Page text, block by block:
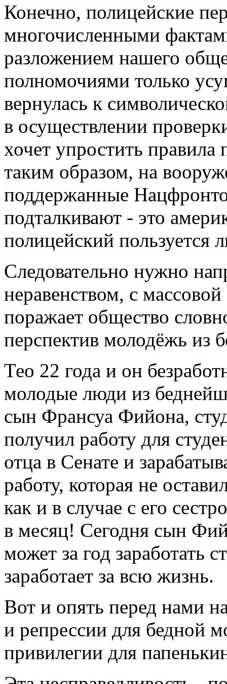
Конечно, полицейские
многочисленными
разложением нашего
полномочиями только
вернулась к
в осуществлении
хочет упростить
таким образом, на
поддержанные
подталкивают - это
полицейский пользуется
Следовательно нужно
неравенством, с
поражает общество
перспектив молодёжь из
Тео 22 года и он
молодые люди из
сын Франсуа Фийона,
получил работу для
отца в Сенате и
работу, которая не
как и в случае с его
в месяц! Сегодня сын
может за год заработать
заработает за всю жизнь.
Вот и опять перед нами
и репрессии для бедной
привилегии для